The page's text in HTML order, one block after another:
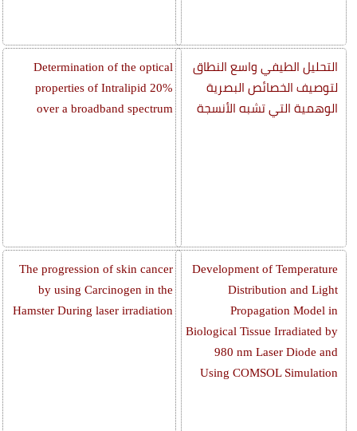
التحليل الطيفي واسع النطاق
لتوصيف الخصائص البصرية
الوهمية التي تشبه الأنسجة
Development of Temperature
Distribution and Light
Propagation Model in
Biological Tissue Irradiated by
980 nm Laser Diode and
Using COMSOL Simulation
Determination of the optical
properties of Intralipid 20%
over a broadband spectrum
The progression of skin cancer
by using Carcinogen in the
Hamster During laser irradiation